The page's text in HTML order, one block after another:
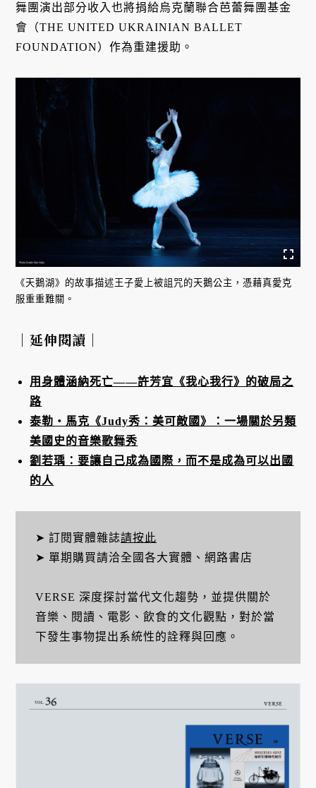
舞團演出部分收入也將捐給烏克蘭聯合芭蕾舞團基金
會（THE UNITED UKRAINIAN BALLET
FOUNDATION）作為重建援助。
《天鵝湖》的故事描述王子愛上被詛咒的天鵝公主，憑藉真愛克
服重重難關。
｜延伸閱讀｜
用身體涵納死亡——許芳宜《我心我行》的破局之
路
泰勒‧馬克《Judy秀：美可敵國》：一場關於另類
美國史的音樂歌舞秀
劉若瑀：要讓自己成為國際，而不是成為可以出國
的人
➤ 訂閱實體雜誌請按此
➤ 單期購買請洽全國各大實體、網路書店
VERSE 深度探討當代文化趨勢，並提供關於
音樂、閱讀、電影、飲食的文化觀點，對於當
下發生事物提出系統性的詮釋與回應。